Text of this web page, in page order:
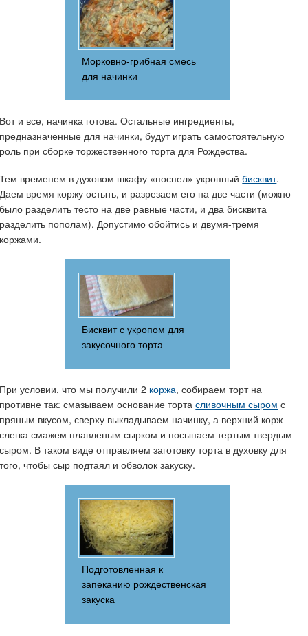
Морковно-грибная смесь
для начинки
Вот и все, начинка готова. Остальные ингредиенты,
предназначенные для начинки, будут играть самостоятельную
роль при сборке торжественного торта для Рождества.
Тем временем в духовом шкафу «поспел» укропныйбисквит.
Даем время коржу остыть, и разрезаем его на две части (можно
было разделить тесто на две равные части, и два бисквита
разделить пополам). Допустимо обойтись и двумя-тремя
коржами.
Бисквит с укропом для
закусочного торта
При условии, что мы получили 2 коржа, собираем торт на
противне так: смазываем основание тортасливочным сыром с
пряным вкусом, сверху выкладываем начинку, а верхний корж
слегка смажем плавленым сырком и посыпаем тертым твердым
сыром. В таком виде отправляем заготовку торта в духовку для
того, чтобы сыр подтаял и обволок закуску.
Подготовленная к
запеканию рождественская
закуска